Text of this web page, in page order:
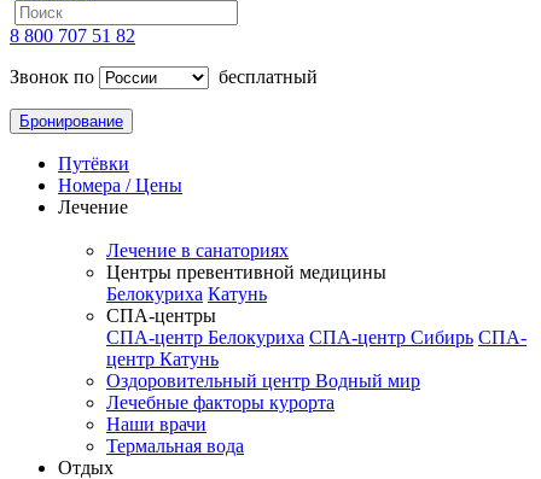
8 800 707 51 82
Звонок по
бесплатный
Бронирование
Путёвки
Номера / Цены
Лечение
Лечение в санаториях
Центры превентивной медицины
Белокуриха Катунь
СПА-центры
СПА-центр Белокуриха СПА-центр Сибирь СПА-
центр Катунь
Оздоровительный центр Водный мир
Лечебные факторы курорта
Наши врачи
Термальная вода
Отдых